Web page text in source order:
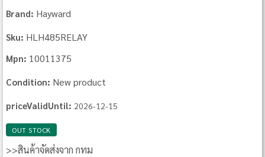
Brand: Hayward
Sku: HLH485RELAY
Mpn: 10011375
Condition: New product
priceValidUntil: 2026-12-15
OUT STOCK
>>สินค้าจัดส่งจาก กทม